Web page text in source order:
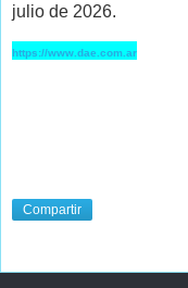
julio de 2026.
https://www.dae.com.ar
Compartir